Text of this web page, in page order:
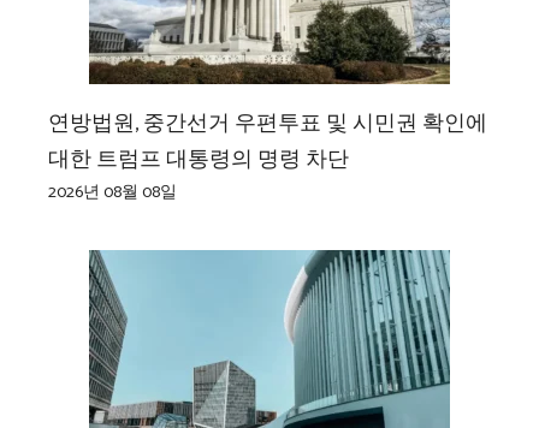
연방법원, 중간선거 우편투표 및 시민권 확인에
대한 트럼프 대통령의 명령 차단
2026년 08월 08일